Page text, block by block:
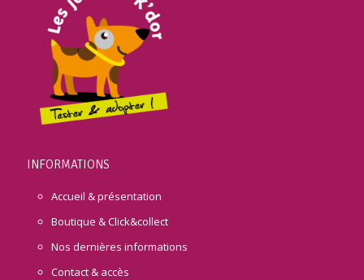
INFORMATIONS
Accueil & présentation
Boutique & Click&collect
Nos dernières informations
Contact & accès